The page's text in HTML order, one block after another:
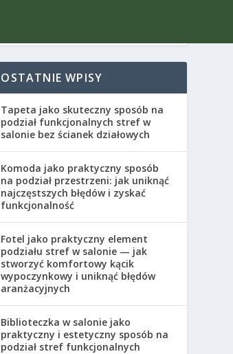
OSTATNIE WPISY
Tapeta jako skuteczny sposób na
podział funkcjonalnych stref w
salonie bez ścianek działowych
Komoda jako praktyczny sposób
na podział przestrzeni: jak uniknąć
najczęstszych błędów i zyskać
funkcjonalność
Fotel jako praktyczny element
podziału stref w salonie — jak
stworzyć komfortowy kącik
wypoczynkowy i uniknąć błędów
aranżacyjnych
Biblioteczka w salonie jako
praktyczny i estetyczny sposób na
podział stref funkcjonalnych